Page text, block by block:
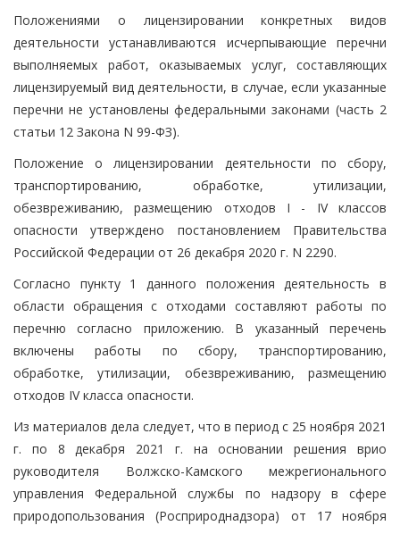
Положениями о лицензировании конкретных видов
деятельности устанавливаются исчерпывающие перечни
выполняемых работ, оказываемых услуг, составляющих
лицензируемый вид деятельности, в случае, если указанные
перечни не установлены федеральными законами (часть 2
статьи 12 Закона N 99-ФЗ).
Положение о лицензировании деятельности по сбору,
транспортированию, обработке, утилизации,
обезвреживанию, размещению отходов I - IV классов
опасности утверждено постановлением Правительства
Российской Федерации от 26 декабря 2020 г. N 2290.
Согласно пункту 1 данного положения деятельность в
области обращения с отходами составляют работы по
перечню согласно приложению. В указанный перечень
включены работы по сбору, транспортированию,
обработке, утилизации, обезвреживанию, размещению
отходов IV класса опасности.
Из материалов дела следует, что в период с 25 ноября 2021
г. по 8 декабря 2021 г. на основании решения врио
руководителя Волжско-Камского межрегионального
управления Федеральной службы по надзору в сфере
природопользования (Росприроднадзора) от 17 ноября